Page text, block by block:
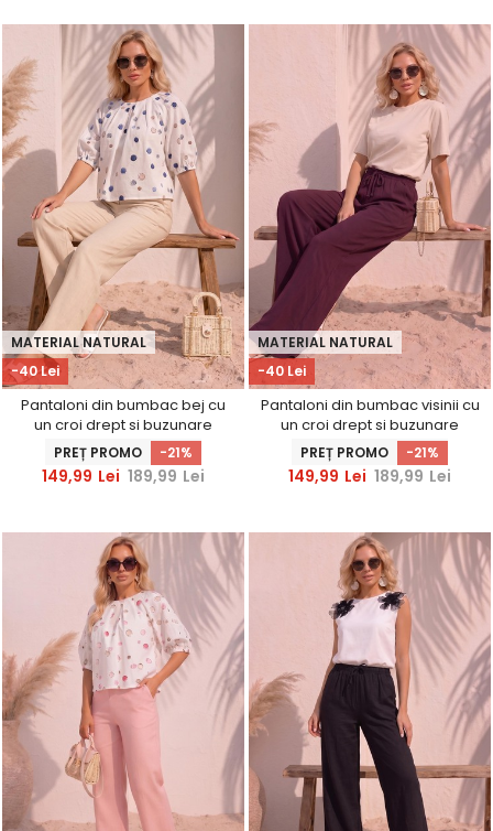
-40 Lei
MATERIAL NATURAL
Pantaloni din bumbac bej cu
un croi drept si buzunare
laterale
PREȚ PROMO -21%
149,99 Lei 189,99 Lei
-40 Lei
MATERIAL NATURAL
Pantaloni din bumbac visinii cu
un croi drept si buzunare
laterale
PREȚ PROMO -21%
149,99 Lei 189,99 Lei